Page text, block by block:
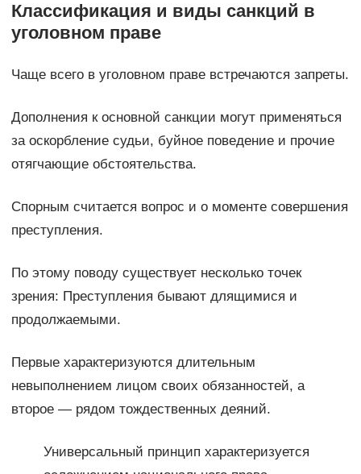
Классификация и виды санкций в
уголовном праве
Чаще всего в уголовном праве встречаются запреты.
Дополнения к основной санкции могут применяться
за оскорбление судьи, буйное поведение и прочие
отягчающие обстоятельства.
Спорным считается вопрос и о моменте совершения
преступления.
По этому поводу существует несколько точек
зрения: Преступления бывают длящимися и
продолжаемыми.
Первые характеризуются длительным
невыполнением лицом своих обязанностей, а
второе — рядом тождественных деяний.
Универсальный принцип характеризуется